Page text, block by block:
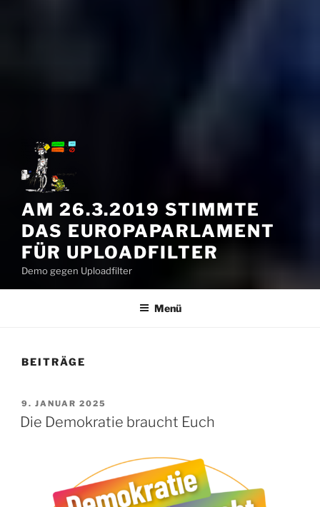
AM 26.3.2019 STIMMTE
DAS EUROPAPARLAMENT
FÜR UPLOADFILTER
Demo gegen Uploadfilter
Menü
BEITRÄGE
VERÖFFENTLICHT
AM
9. JANUAR 2025
Die Demokratie braucht Euch